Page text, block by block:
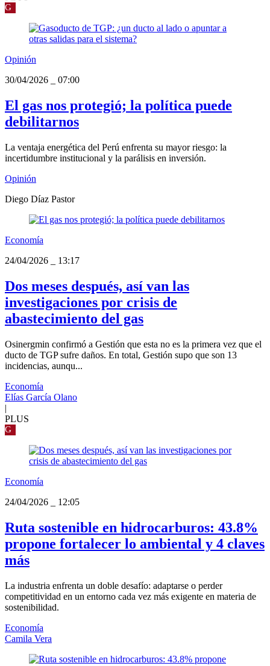
G
Opinión
30/04/2026
07:00
El gas nos protegió; la política puede
debilitarnos
La ventaja energética del Perú enfrenta su mayor riesgo: la
incertidumbre institucional y la parálisis en inversión.
Opinión
Diego Díaz Pastor
Economía
24/04/2026
13:17
Dos meses después, así van las
investigaciones por crisis de
abastecimiento del gas
Osinergmin confirmó a Gestión que esta no es la primera vez que el
ducto de TGP sufre daños. En total, Gestión supo que son 13
incidencias, aunqu...
Economía
Elías García Olano
|
PLUS
G
Economía
24/04/2026
12:05
Ruta sostenible en hidrocarburos: 43.8%
propone fortalecer lo ambiental y 4 claves
más
La industria enfrenta un doble desafío: adaptarse o perder
competitividad en un entorno cada vez más exigente en materia de
sostenibilidad.
Economía
Camila Vera